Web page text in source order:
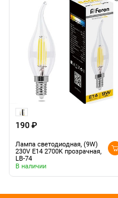
190 ₽
Лампа светодиодная, (9W)
230V E14 2700K прозрачная,
LB-74
В наличии